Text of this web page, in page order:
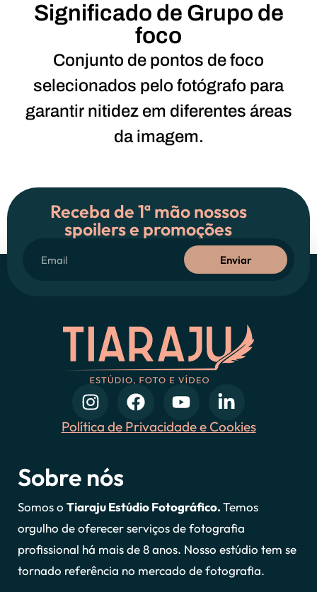
Significado de Grupo de
foco
Conjunto de pontos de foco
selecionados pelo fotógrafo para
garantir nitidez em diferentes áreas
da imagem.
Receba de 1ª mão nossos
spoilers e promoções
Enviar
Política de Privacidade e Cookies
Sobre nós
Somos o Tiaraju Estúdio Fotográfico.Temos
orgulho de oferecer serviços de fotografia
profissional há mais de 8 anos. Nosso estúdio tem se
tornado referência no mercado de fotografia.